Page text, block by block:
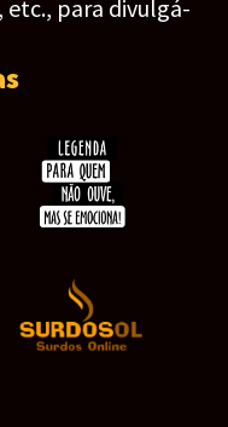
etc., para divulgá-